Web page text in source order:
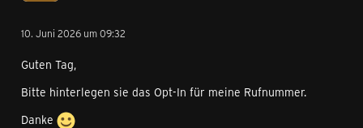
10. Juni 2026 um 09:32
Guten Tag,
Bitte hinterlegen sie das Opt-In für meine Rufnummer.
Danke